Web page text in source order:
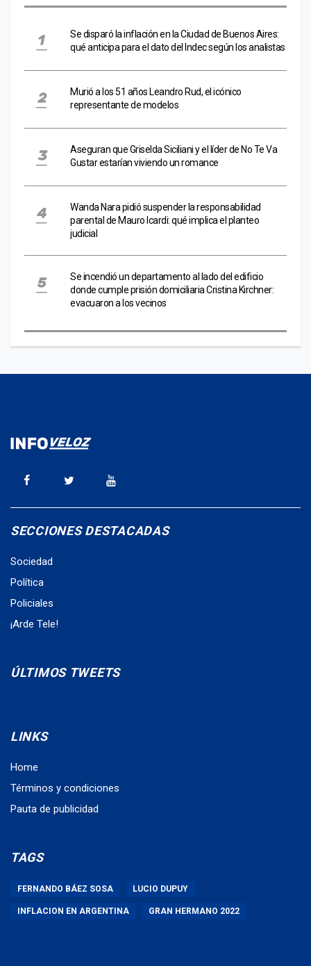
Se disparó la inflación en la Ciudad de Buenos Aires:
qué anticipa para el dato del Indec según los analistas
Murió a los 51 años Leandro Rud, el icónico
representante de modelos
Aseguran que Griselda Siciliani y el líder de No Te Va
Gustar estarían viviendo un romance
Wanda Nara pidió suspender la responsabilidad
parental de Mauro Icardi: qué implica el planteo
judicial
Se incendió un departamento al lado del edificio
donde cumple prisión domiciliaria Cristina Kirchner:
evacuaron a los vecinos
SECCIONES DESTACADAS
Sociedad
Política
Policiales
¡Arde Tele!
ÚLTIMOS TWEETS
LINKS
Home
Términos y condiciones
Pauta de publicidad
TAGS
FERNANDO BÁEZ SOSA LUCIO DUPUY
INFLACION EN ARGENTINA GRAN HERMANO 2022